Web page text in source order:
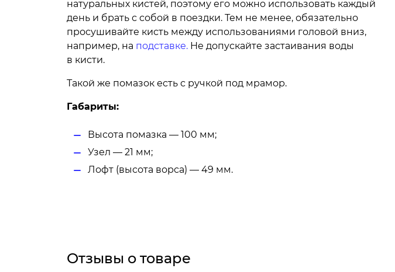
натуральных кистей, поэтому его можно использовать каждый
день и брать с собой в поездки. Тем не менее, обязательно
просушивайте кисть между использованиями головой вниз,
например, на подставке. Не допускайте застаивания воды
в кисти.
Такой же помазок есть с ручкой под мрамор.
Габариты:
Высота помазка — 100 мм;
Узел — 21 мм;
Лофт (высота ворса) — 49 мм.
Отзывы о товаре